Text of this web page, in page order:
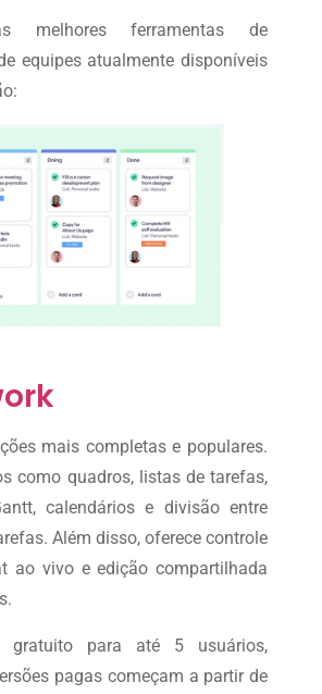
melhores ferramentas de
equipes atualmente disponíveis
mais completas e populares.
como quadros, listas de tarefas,
calendários e divisão entre
Além disso, oferece controle
ao vivo e edição compartilhada
gratuito para até 5 usuários,
pagas começam a partir de